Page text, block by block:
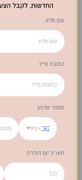
טיפול ותחזוקה
משלוחים
צרו קשר
החדשות, לקבל
שם מלא
כתובת מייל
מספר טלפון
+972
תאריך יום הולדת